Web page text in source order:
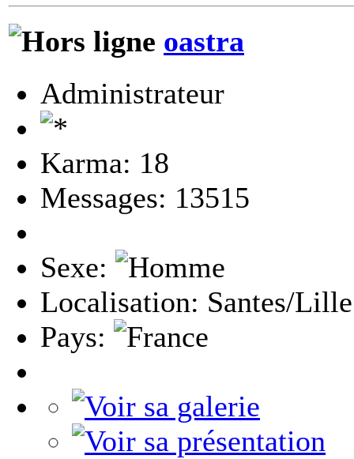
oastra
Administrateur
Karma: 18
Messages: 13515
Sexe:
Localisation: Santes/Lille
Pays: